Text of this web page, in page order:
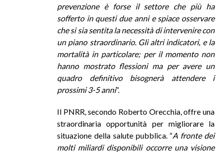
prevenzione è forse il settore che più ha
sofferto in questi due anni e spiace osservare
che si sia sentita la necessità di intervenire con
un piano straordinario. Gli altri indicatori, e la
mortalità in particolare; per il momento non
hanno mostrato flessioni ma per avere un
quadro definitivo bisognerà attendere i
prossimi 3-5 anni”.
Il PNRR, secondo Roberto Orecchia, offre una
straordinaria opportunità per migliorare la
situazione della salute pubblica. “A fronte dei
molti miliardi disponibili occorre una visione